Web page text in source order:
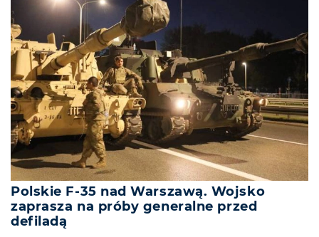
Polskie F-35 nad Warszawą. Wojsko
zaprasza na próby generalne przed
defiladą